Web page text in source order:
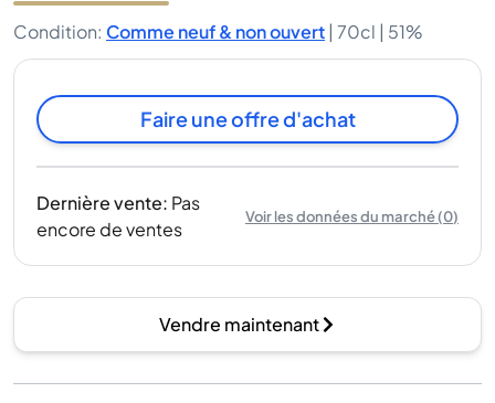
Condition: Comme neuf & non ouvert | 70cl | 51%
Faire une offre d'achat
Dernière vente: Pas
encore de ventes
Voir les données du marché(0)
Vendre maintenant